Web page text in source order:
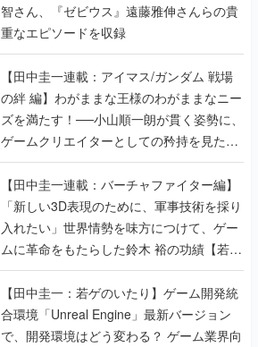
智さん、『ゼビウス』遠藤雅伸さんらの貴
重なエピソードを収録
【田中圭一連載：アイマス/ガンダム 戦場
の絆 編】わがままな王様のわがままなニー
ズを満たす！──小山順一朗が貫く姿勢に、
ゲームクリエイターとしての矜持を見た
【若ゲのいたり最終回】
【田中圭一連載：バーチャファイター編】
「新しい3D表現のために、軍事技術を採り
入れたい」世界情勢を味方につけて、ゲー
ムに革命をもたらした鈴木 裕の功績【若ゲ
のいたり】
【田中圭一：若ゲのいたり】ゲーム開発統
合環境「Unreal Engine」最新バージョン
で、開発環境はどう変わる？ ゲーム業界向